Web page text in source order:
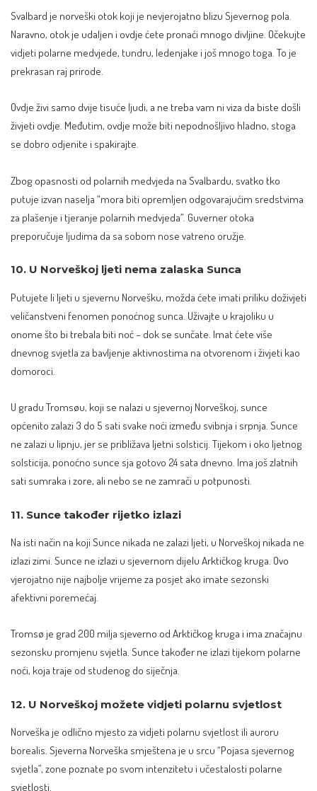
Svalbard je norveški otok koji je nevjerojatno blizu Sjevernog pola.
Naravno, otok je udaljen i ovdje ćete pronaći mnogo divljine. Očekujte
vidjeti polarne medvjede, tundru, ledenjake i još mnogo toga. To je
prekrasan raj prirode.
Ovdje živi samo dvije tisuće ljudi, a ne treba vam ni viza da biste došli
živjeti ovdje. Međutim, ovdje može biti nepodnošljivo hladno, stoga
se dobro odjenite i spakirajte.
Zbog opasnosti od polarnih medvjeda na Svalbardu, svatko tko
putuje izvan naselja “mora biti opremljen odgovarajućim sredstvima
za plašenje i tjeranje polarnih medvjeda”. Guverner otoka
preporučuje ljudima da sa sobom nose vatreno oružje
10. U Norveškoj ljeti nema zalaska Sunca
Putujete li ljeti u sjevernu Norvešku, možda ćete imati priliku doživjeti
veličanstveni fenomen ponoćnog sunca. Uživajte u krajoliku u
onome što bi trebala biti noć – dok se sunčate. Imat ćete više
dnevnog svjetla za bavljenje aktivnostima na otvorenom i živjeti kao
domoroci.
U gradu Tromsøu, koji se nalazi u sjevernoj Norveškoj, sunce
općenito zalazi 3 do 5 sati svake noći između svibnja i srpnja. Sunce
ne zalazi u lipnju, jer se približava ljetni solsticij. Tijekom i oko ljetnog
solsticija, ponoćno sunce sja gotovo 24 sata dnevno. Ima još zlatnih
sati sumraka i zore, ali nebo se ne zamrači u potpunosti.
11. Sunce također rijetko izlazi
Na isti način na koji Sunce nikada ne zalazi ljeti, u Norveškoj nikada ne
izlazi zimi. Sunce ne izlazi u sjevernom dijelu Arktičkog kruga. Ovo
vjerojatno nije najbolje vrijeme za posjet ako imate sezonski
afektivni poremećaj.
Tromsø je grad 200 milja sjeverno od Arktičkog kruga i ima značajnu
sezonsku promjenu svjetla. Sunce također ne izlazi tijekom polarne
noći, koja traje od studenog do siječnja.
12. U Norveškoj možete vidjeti polarnu svjetlost
Norveška je odlično mjesto za vidjeti polarnu svjetlost ili auroru
borealis. Sjeverna Norveška smještena je u srcu “Pojasa sjevernog
svjetla”, zone poznate po svom intenzitetu i učestalosti polarne
svjetlosti.